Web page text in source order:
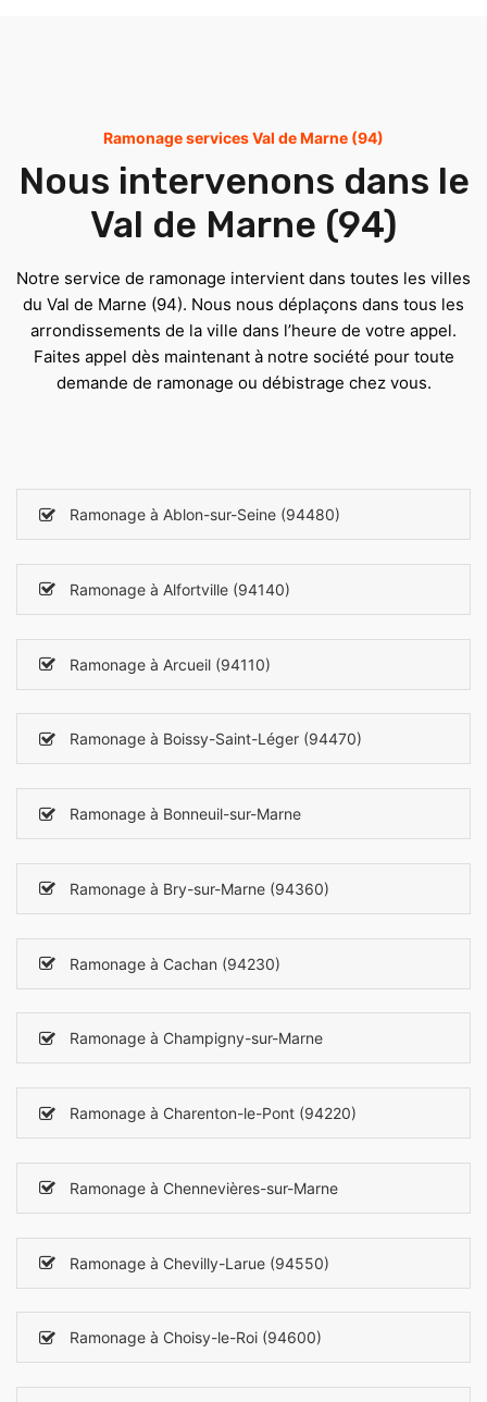
Ramonage services Val de Marne (94)
Nous intervenons dans le
Val de Marne (94)
Notre service de ramonage intervient dans toutes les villes
du Val de Marne (94). Nous nous déplaçons dans tous les
arrondissements de la ville dans l’heure de votre appel.
Faites appel dès maintenant à notre société pour toute
demande de ramonage ou débistrage chez vous.
Ramonage à Ablon-sur-Seine (94480)
Ramonage à Alfortville (94140)
Ramonage à Arcueil (94110)
Ramonage à Boissy-Saint-Léger (94470)
Ramonage à Bonneuil-sur-Marne
Ramonage à Bry-sur-Marne (94360)
Ramonage à Cachan (94230)
Ramonage à Champigny-sur-Marne
Ramonage à Charenton-le-Pont (94220)
Ramonage à Chennevières-sur-Marne
Ramonage à Chevilly-Larue (94550)
Ramonage à Choisy-le-Roi (94600)